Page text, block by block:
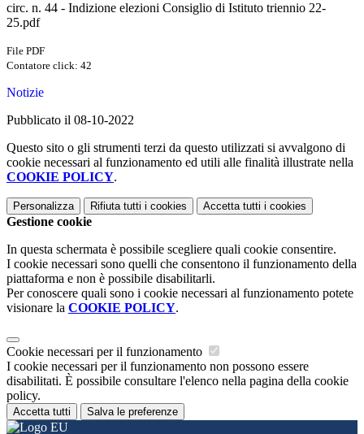
circ. n. 44 - Indizione elezioni Consiglio di Istituto triennio 22-
25.pdf
File PDF
Contatore click: 42
Notizie
Pubblicato il 08-10-2022
Questo sito o gli strumenti terzi da questo utilizzati si avvalgono di
cookie necessari al funzionamento ed utili alle finalità illustrate nella
COOKIE POLICY.
Personalizza Rifiuta tutti i cookies Accetta tutti i cookies
Gestione cookie
In questa schermata è possibile scegliere quali cookie consentire.
I cookie necessari sono quelli che consentono il funzionamento della
piattaforma e non è possibile disabilitarli.
Per conoscere quali sono i cookie necessari al funzionamento potete
visionare la COOKIE POLICY.
Cookie necessari per il funzionamento
I cookie necessari per il funzionamento non possono essere
disabilitati. È possibile consultare l'elenco nella pagina della cookie
policy.
Accetta tutti Salva le preferenze